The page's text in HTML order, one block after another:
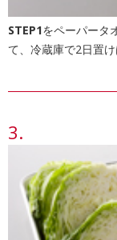
STEP1をペーパータ
て、冷蔵庫で2日置け